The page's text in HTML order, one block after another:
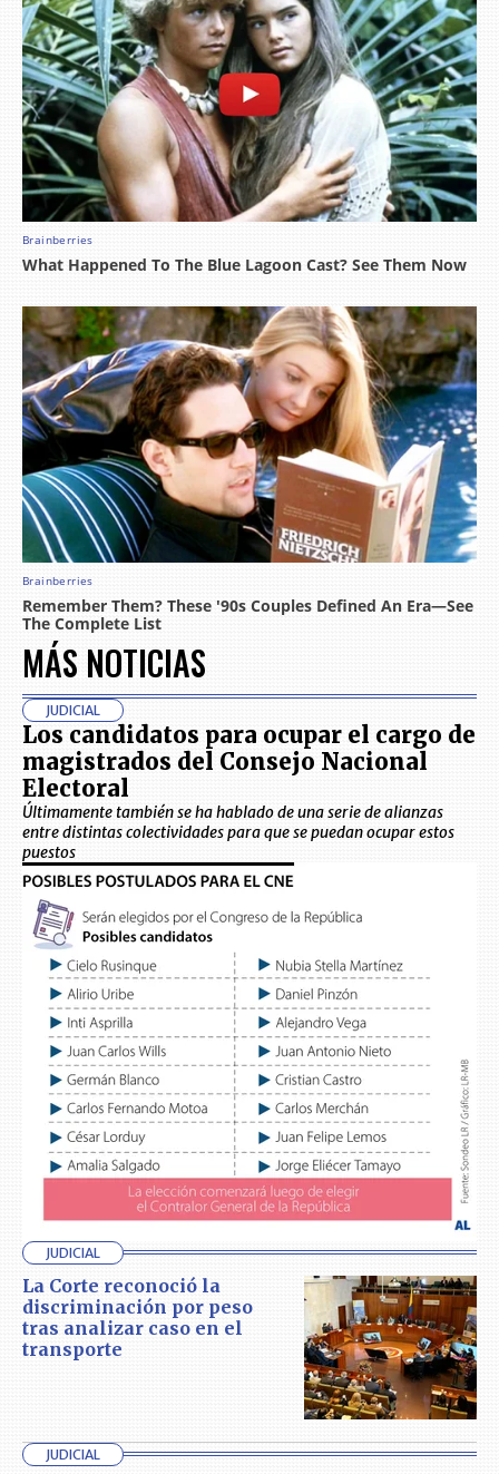
MÁS NOTICIAS
JUDICIAL
Los candidatos para ocupar el cargo de
magistrados del Consejo Nacional
Electoral
Últimamente también se ha hablado de una serie de alianzas
entre distintas colectividades para que se puedan ocupar estos
puestos
JUDICIAL
La Corte reconoció la
discriminación por peso
tras analizar caso en el
transporte
JUDICIAL